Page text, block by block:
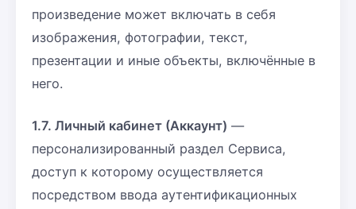
произведение может включать в себя
изображения, фотографии, текст,
презентации и иные объекты, включённые в
него.
1.7. Личный кабинет (Аккаунт) —
персонализированный раздел Сервиса,
доступ к которому осуществляется
посредством ввода аутентификационных